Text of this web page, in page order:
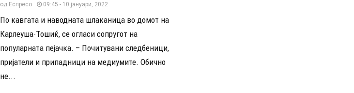
од Еспресо 09:45 - 10 јануари, 2022
По кавгата и наводната шлаканица во домот на
Карлеуша-Тошиќ, се огласи сопругот на
популарната пејачка. – Почитувани следбеници,
пријатели и припадници на медиумите. Обично
не...